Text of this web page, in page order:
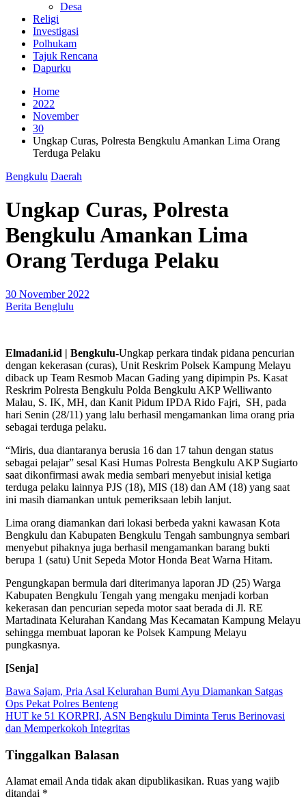
Desa
Religi
Investigasi
Polhukam
Tajuk Rencana
Dapurku
Home
2022
November
30
Ungkap Curas, Polresta Bengkulu Amankan Lima Orang
Terduga Pelaku
Bengkulu Daerah
Ungkap Curas, Polresta
Bengkulu Amankan Lima
Orang Terduga Pelaku
30 November 2022
Berita Benglulu
Elmadani.id | Bengkulu-Ungkap perkara tindak pidana pencurian
dengan kekerasan (curas), Unit Reskrim Polsek Kampung Melayu
diback up Team Resmob Macan Gading yang dipimpin Ps. Kasat
Reskrim Polresta Bengkulu Polda Bengkulu AKP Welliwanto
Malau, S. IK, MH, dan Kanit Pidum IPDA Rido Fajri, SH, pada
hari Senin (28/11) yang lalu berhasil mengamankan lima orang pria
sebagai terduga pelaku.
“Miris, dua diantaranya berusia 16 dan 17 tahun dengan status
sebagai pelajar” sesal Kasi Humas Polresta Bengkulu AKP Sugiarto
saat dikonfirmasi awak media sembari menyebut inisial ketiga
terduga pelaku lainnya PJS (18), MIS (18) dan AM (18) yang saat
ini masih diamankan untuk pemeriksaan lebih lanjut.
Lima orang diamankan dari lokasi berbeda yakni kawasan Kota
Bengkulu dan Kabupaten Bengkulu Tengah sambungnya sembari
menyebut pihaknya juga berhasil mengamankan barang bukti
berupa 1 (satu) Unit Sepeda Motor Honda Beat Warna Hitam.
Pengungkapan bermula dari diterimanya laporan JD (25) Warga
Kabupaten Bengkulu Tengah yang mengaku menjadi korban
kekerasan dan pencurian sepeda motor saat berada di Jl. RE
Martadinata Kelurahan Kandang Mas Kecamatan Kampung Melayu
sehingga membuat laporan ke Polsek Kampung Melayu
pungkasnya.
[Senja]
Navigasi
pos
Bawa Sajam, Pria Asal Kelurahan Bumi Ayu Diamankan Satgas
Ops Pekat Polres Benteng
HUT ke 51 KORPRI, ASN Bengkulu Diminta Terus Berinovasi
dan Memperkokoh Integritas
Tinggalkan Balasan
Alamat email Anda tidak akan dipublikasikan. Ruas yang wajib
ditandai *